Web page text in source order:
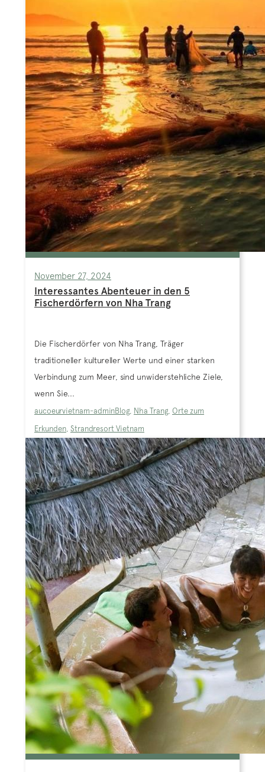
November 27, 2024
Interessantes Abenteuer in den 5
Fischerdörfern von Nha Trang
Die Fischerdörfer von Nha Trang, Träger
traditioneller kultureller Werte und einer starken
Verbindung zum Meer, sind unwiderstehliche Ziele,
wenn Sie...
aucoeurvietnam-adminBlog, Nha Trang, Orte zum
Erkunden, Strandresort Vietnam